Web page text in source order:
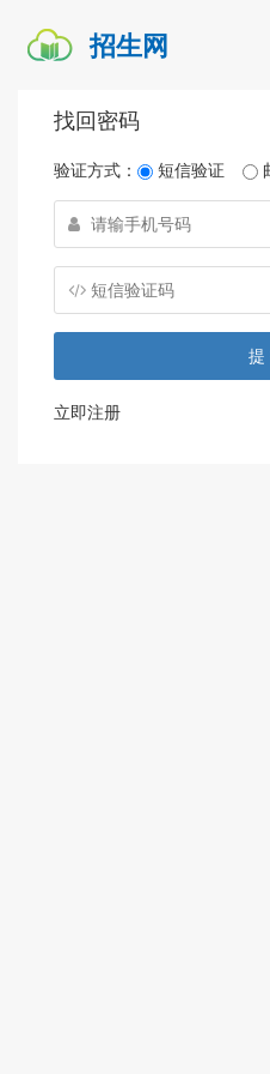
招生网
找回密码
验证方式： 短信验证
立即注册